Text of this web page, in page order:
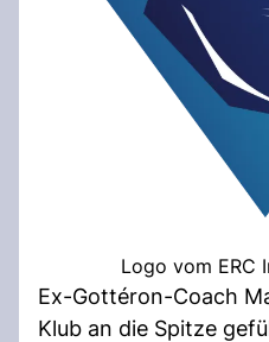
Logo vom ERC
Ex-Gottéron-Coach
Klub an die Spitze